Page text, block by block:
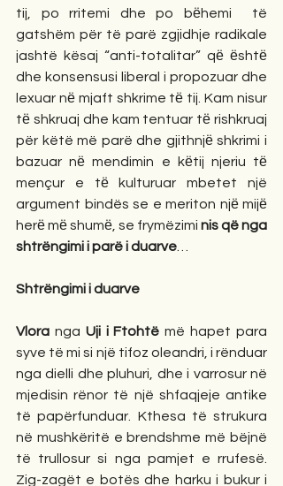
tij, po rritemi dhe po bёhemi  të
gatshëm për të parë zgjidhje radikale
jashtë kësaj “anti-totalitar” qё ёshtё
dhe konsensusi liberal i propozuar dhe
lexuar nё mjaft shkrime tё tij. Kam nisur
tё shkruaj dhe kam tentuar tё rishkruaj
për këtë më parë dhe gjithnjё shkrimi i
bazuar nё mendimin e kёtij njeriu tё
mençur e tё kulturuar mbetet një
argument bindës se e meriton njё mijё
herё mё shumё, se frymëzimi nis që nga
shtrëngimi i parë i duarve
Shtrëngimi i duarve
Vlora nga Uji i Ftohtë më hapet para
syve të mi si një tifoz oleandri, i rënduar
nga dielli dhe pluhuri, dhe i varrosur në
mjedisin rënor të një shfaqjeje antike
të papërfunduar. Kthesa të strukura
në mushkëritë e brendshme më bëjnë
të trullosur si nga pamjet e rrufesë.
Zig-zagët e botës dhe harku i bukur i